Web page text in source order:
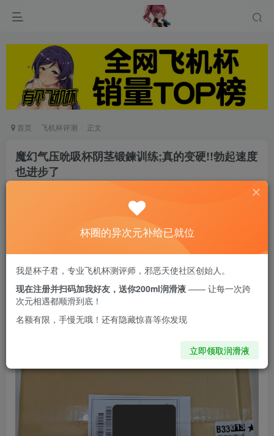
首页 飞机杯评测 正文
魔幻气压吮吸杯阴茎锻鍊训练;真的变硬!!勃起速度
也进步了
非常荣幸这次雀屏中选可以体验魔幻气压吮吸杯阴
茎锻鍊训练，在收到通知信2天之后就收到商品
啦！
杯圈的异次元补给已就位
我是杯子君，专业飞机杯测评师，邪恶天使社区创始人。
现在注册并扫码加我好友，送你200ml润滑液 —— 让每一次跨
次元相遇都顺滑到底！
名额有限，手慢无哦！还有隐藏惊喜等你发现
立即领取润滑液